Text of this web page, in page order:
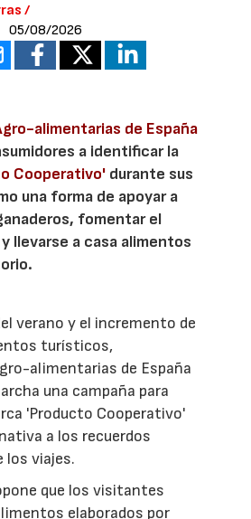
/
05/08/2026
alimentarias de España
a identificar la
Cooperativo' durante sus
una forma de apoyar a
fomentar el
llevarse a casa alimentos
verano y el incremento de
turísticos,
alimentarias de España
una campaña para
'Producto Cooperativo'
a los recuerdos
los viajes.
que los visitantes
elaborados por